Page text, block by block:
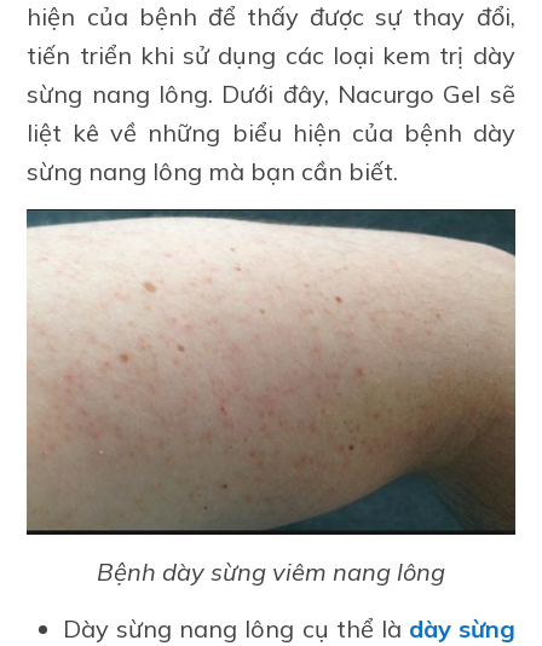
hiện của bệnh để thấy được sự thay đổi,
tiến triển khi sử dụng các loại kem trị dày
sừng nang lông. Dưới đây, Nacurgo Gel sẽ
liệt kê về những biểu hiện của bệnh dày
sừng nang lông mà bạn cần biết.
Bệnh dày sừng viêm nang lông
Dày sừng nang lông cụ thể là dày sừng